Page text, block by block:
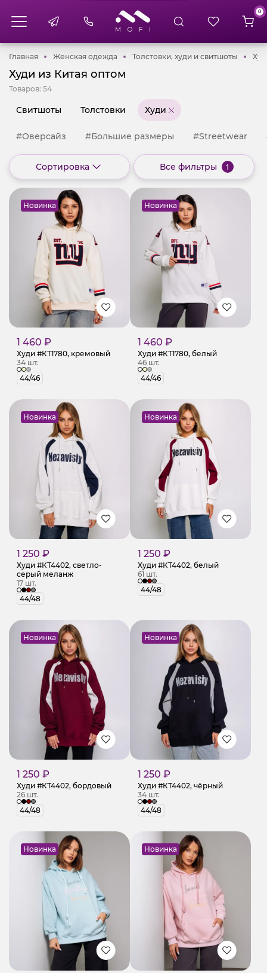
0
ГлавнаяГлавнаяЖенская одежда Женская одежда
Толстовки, худи и свитшоты
Худи из Китая оптом
Товаров: 54
Свитшоты Толстовки Худи
#Оверсайз #Большие размеры #Streetwear
Сортировка Все фильтры 1
Новинка
1 460 ₽
Худи #КТ1780, кремовый
34 шт.
44/46
Новинка
1 460 ₽
Худи #КТ1780, белый
46 шт.
44/46
Новинка
1 250 ₽
Худи #КТ4402, светло-
серый меланж
17 шт.
44/48
Новинка
1 250 ₽
Худи #КТ4402, белый
61 шт.
44/48
Новинка
1 250 ₽
Худи #КТ4402, бордовый
26 шт.
44/48
Новинка
1 250 ₽
Худи #КТ4402, чёрный
34 шт.
44/48
Новинка Новинка